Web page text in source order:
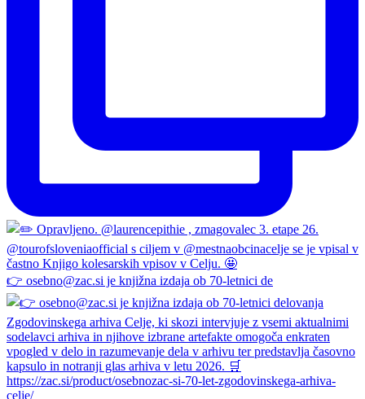
👉 osebno@zac.si je knjižna izdaja ob 70-letnici de